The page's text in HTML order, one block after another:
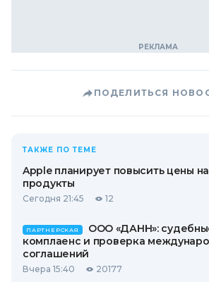
ПОДЕЛИТЬСЯ
ТАКЖЕ ПО ТЕМЕ
Apple планирует повысить цены
продукты
Сегодня 21:45 12
ПАРТНЕРСКАЯ
ООО «ДАНН»:
комплаенс и проверка
соглашений
Вчера 15:40 20177